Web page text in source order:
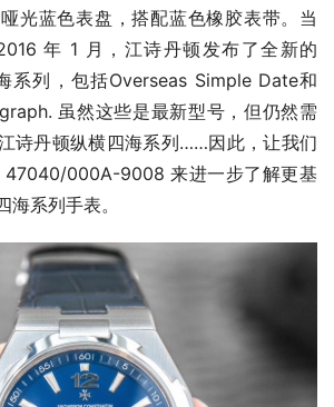
光蓝色表盘，搭配蓝色橡胶表带。当
年 1 月，江诗丹顿发布了全新的
系列，包括Overseas Simple Date和
虽然这些是最新型号，但仍然需
诗丹顿纵横四海系列……因此，让我们
47040/000A-9008 来进一步了解更基
系列手表。